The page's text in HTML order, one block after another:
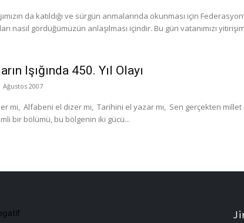
da katıldığı ve sürgün anmalarında okunması için
nasıl gördüğümüzün anlaşılması içindir. Bu gün vatanımızı
Işığında 450. Yıl Olayı
Ağustos 2007
olsan. Ne yazık ki bizim
bir bölümü, bu bölgenin iki gücü...